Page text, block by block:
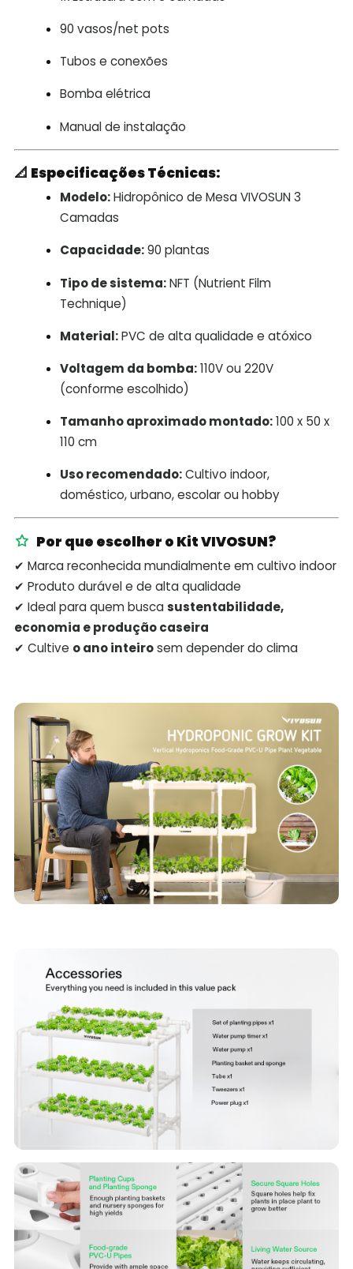
90 vasos/net pots
Tubos e conexões
Bomba elétrica
Manual de instalação
📐 Especificações Técnicas:
Modelo:Hidropônico de Mesa VIVOSUN 3
Camadas
Capacidade:90 plantas
Tipo de sistema:NFT (Nutrient Film
Technique)
Material:PVC de alta qualidade e atóxico
Voltagem da bomba:110V ou 220V
(conforme escolhido)
Tamanho aproximado montado:100 x 50 x
110 cm
Uso recomendado:Cultivo indoor,
doméstico, urbano, escolar ou hobby
Por que escolher o Kit VIVOSUN?
✔ Marca reconhecida mundialmente em cultivo indoor
✔ Produto durável e de alta qualidade
✔ Ideal para quem buscasustentabilidade,
economia e produção caseira
✔ Cultive o ano inteirosem depender do clima